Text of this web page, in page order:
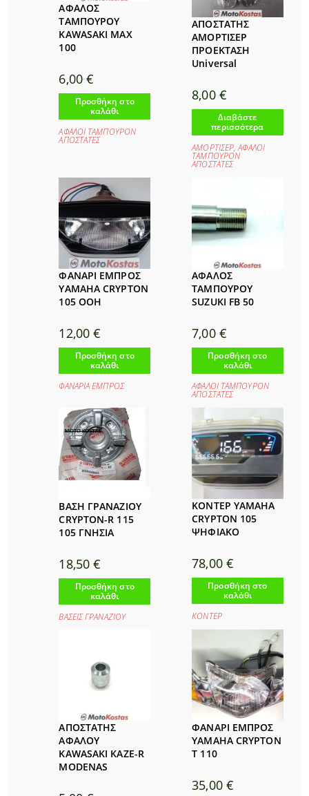
ΑΦΑΛΟΣ
ΤΑΜΠΟΥΡΟΥ
KAWASAKI MAX
100
6,00 €
Προσθήκη στο
καλάθι
ΑΦΑΛΟΙ ΤΑΜΠΟΥΡΟΝ
ΑΠΟΣΤΑΤΕΣ
ΑΠΟΣΤΑΤΗΣ
ΑΜΟΡΤΙΣΕΡ
ΠΡΟΕΚΤΑΣΗ
Universal
8,00 €
Διαβάστε
περισσότερα
ΑΜΟΡΤΙΣΕΡ,ΑΦΑΛΟΙ
ΤΑΜΠΟΥΡΟΝ
ΑΠΟΣΤΑΤΕΣ
ΦΑΝΑΡΙ ΕΜΠΡΟΣ
YAMAHA CRYPTON
105 ΟΟΗ
12,00€
Προσθήκη στο
καλάθι
ΦΑΝΑΡΙΑ ΕΜΠΡΟΣ
ΑΦΑΛΟΣ
ΤΑΜΠΟΥΡΟΥ
SUZUKI FB 50
7,00 €
Προσθήκη στο
καλάθι
ΑΦΑΛΟΙ ΤΑΜΠΟΥΡΟΝ
ΑΠΟΣΤΑΤΕΣ
ΒΑΣΗ ΓΡΑΝΑΖΙΟΥ
CRYPTON-R 115
105 ΓΝΗΣΙΑ
18,50€
Προσθήκη στο
καλάθι
ΒΑΣΕΙΣ ΓΡΑΝΑΖΙΟΥ
ΚΟΝΤΕΡ YAMAHA
CRYPTON 105
ΨΗΦΙΑΚΟ
78,00 €
Προσθήκη στο
καλάθι
ΚΟΝΤΕΡ
ΑΠΟΣΤΑΤΗΣ
ΑΦΑΛΟΥ
KAWASAKI KAZE-R
MODENAS
ΦΑΝΑΡΙ ΕΜΠΡΟΣ
YAMAHA CRYPTON
T 110
35,00 €